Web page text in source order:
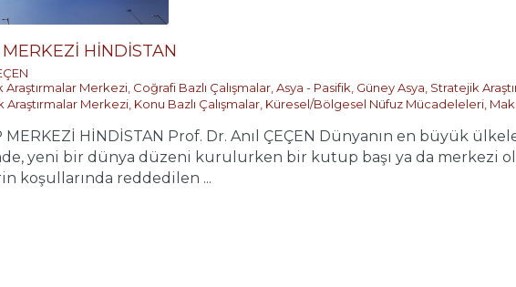
HİNDİSTAN
Araştırmalar Merkezi Coğrafi Bazlı Çalışmalar Asya - Pasifik Güney Asya Stratejik
Araştırmalar Merkezi Konu Bazlı Çalışmalar Küresel/Bölgesel Nüfuz Mücadeleleri
MERKEZİ HİNDİSTAN Prof. Dr. Anıl ÇEÇEN Dünyanın en büyük
yeni bir dünya düzeni kurulurken bir kutup başı ya da merkezi
koşullarında reddedilen ...